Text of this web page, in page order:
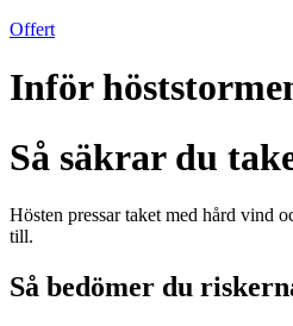
Offert
Inför
Så säkrar du
Hösten pressar taket med hård vind
till.
Så bedömer du